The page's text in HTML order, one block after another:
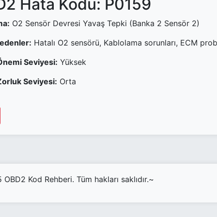
Hata Kodu: P0159
O2 Sensör Devresi Yavaş Tepki (Banka 2 Sensör 2)
Hatalı O2 sensörü, Kablolama sorunları, ECM
Seviyesi: Yüksek
Seviyesi: Orta
Kod Rehberi. Tüm hakları saklıdır.~